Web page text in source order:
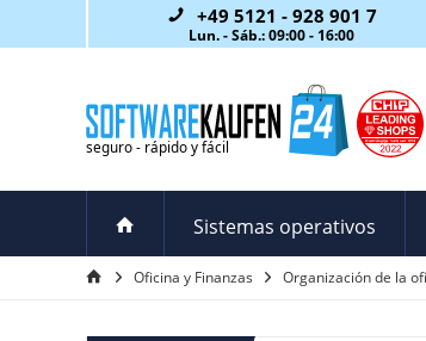
+49 5121 - 928 901 7
Lun. - Sáb.: 09:00 - 16:00
Sistemas operativos
Oficina y Finanzas Organización de la